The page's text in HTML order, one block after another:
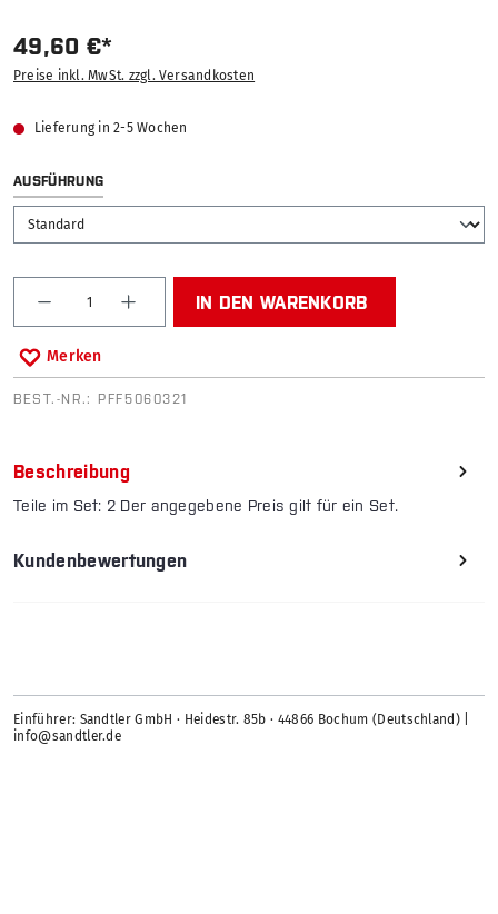
49,60 €*
Preise inkl. MwSt. zzgl. Versandkosten
Lieferung in 2-5 Wochen
AUSFÜHRUNGAUSWÄHLEN
Produkt Anzahl: Gib den gewünschten Wert ein
IN DEN WARENKORB
Merken
BEST.-NR.: PFF5060321
Beschreibung
Teile im Set: 2 Der angegebene Preis gilt für ein Set.
Kundenbewertungen
Einführer: Sandtler GmbH · Heidestr. 85b · 44866 Bochum (Deutschland) |
info@sandtler.de